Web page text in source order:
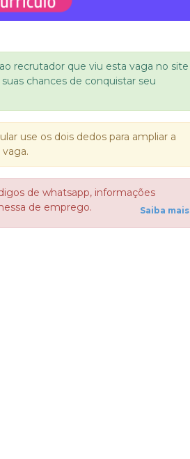
recrutador que viu esta vaga no site
chances de conquistar seu
use os dois dedos para ampliar a
de whatsapp, informações
de emprego.
Saiba mais